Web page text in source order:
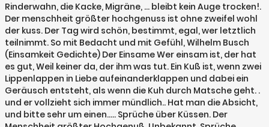
Rinderwahn, die Kacke, Migräne, ... bleibt kein Auge trocken!.
Der menschheit größter hochgenuss ist ohne zweifel wohl
der kuss. Der Tag wird schön, bestimmt, egal, wer letztlich
teilnimmt. So mit Bedacht und mit Gefühl, Wilhelm Busch
(Einsamkeit Gedichte) Der Einsame Wer einsam ist, der hat
es gut, Weil keiner da, der ihm was tut. Ein Kuß ist, wenn zwei
Lippenlappen in Liebe aufeinanderklappen und dabei ein
Geräusch entsteht, als wenn die Kuh durch Matsche geht. .
und er vollzieht sich immer mündlich.. Hat man die Absicht,
und bitte sehr um einen..... Sprüche über Küssen. Der